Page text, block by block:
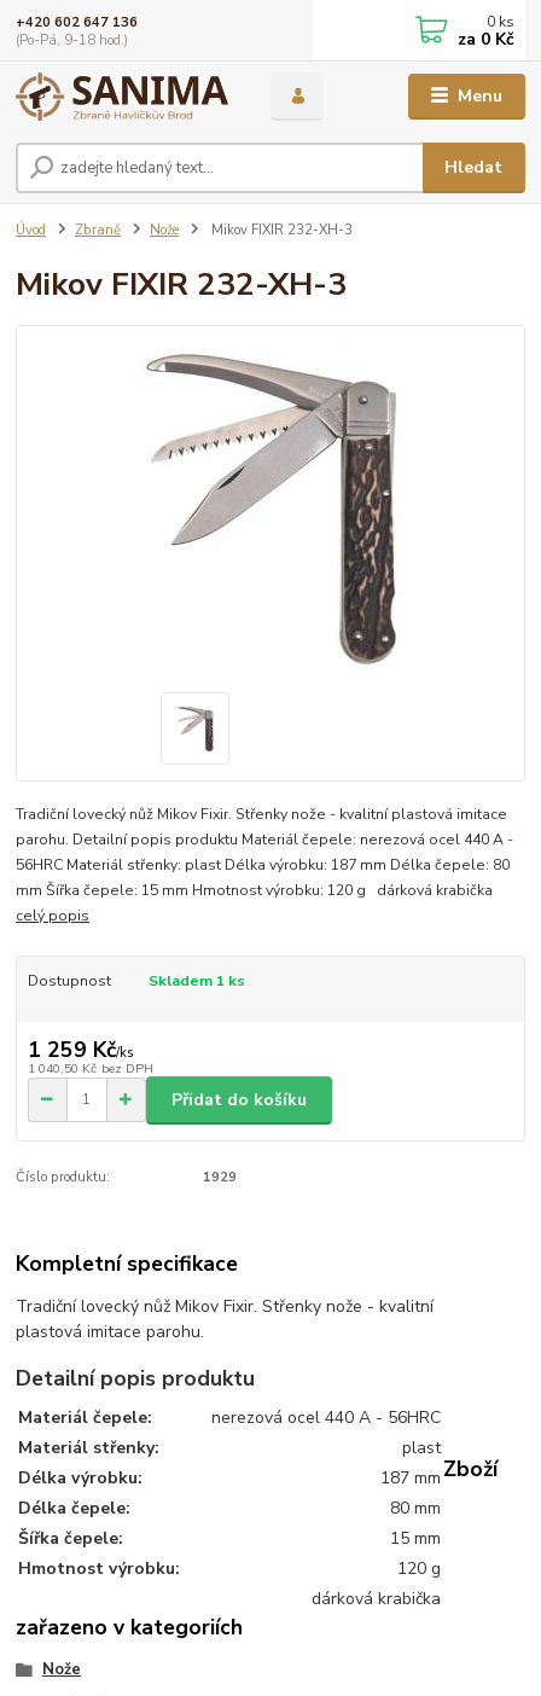
Menu
Hledat
+420 602 647 136
(Po-Pá, 9-18 hod.)
0 ks
za 0 Kč
Úvod Zbraně Nože Mikov FIXIR 232-XH-3
Mikov FIXIR 232-XH-3
Tradiční lovecký nůž Mikov Fixir. Střenky nože - kvalitní plastová imitace
parohu. Detailní popis produktu Materiál čepele: nerezová ocel 440 A -
56HRC Materiál střenky: plast Délka výrobku: 187 mm Délka čepele: 80
mm Šířka čepele: 15 mm Hmotnost výrobku: 120 g dárková krabička
celý popis
Dostupnost Skladem 1 ks
1 259 Kč/ks
1 040,50 Kč bez DPH
Přidat do košíku
Číslo produktu: 1929
Kompletní specifikace
Tradiční lovecký nůž Mikov Fixir. Střenky nože - kvalitní
plastová imitace parohu.
Detailní popis produktu
Materiál čepele:
nerezová ocel 440 A - 56HRC
Materiál střenky:
plast
Délka výrobku:
187 mm
Délka čepele:
80 mm
Šířka čepele:
15 mm
Hmotnost výrobku:
120 g
dárková krabička
Zboží
zařazeno v kategoriích
Nože